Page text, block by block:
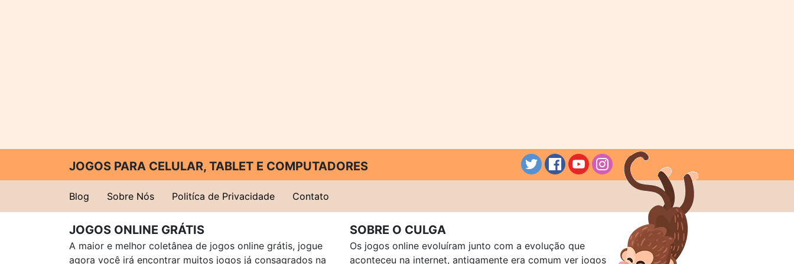
JOGOS PARA CELULAR, TABLET E COMPUTADORES
Blog Sobre Nós Politíca de Privacidade Contato
JOGOS ONLINE GRÁTIS
A maior e melhor coletânea de jogos online grátis, jogue
agora você irá encontrar muitos jogos já consagrados na
SOBRE O CULGA
Os jogos online evoluíram junto com a evolução que
aconteceu na internet, antigamente era comum ver jogos